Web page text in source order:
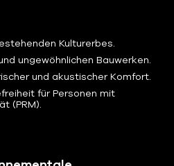
Kulturerbes.
ungewöhnlichen Bauwerken.
und akustischer Komfort.
für Personen mit
(PRM).